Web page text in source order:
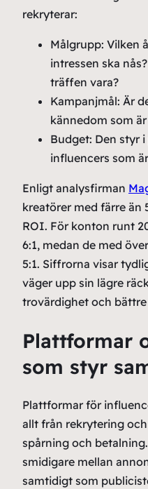
rekryterar:
Målgrupp: Vilken
intressen ska
träffen vara?
Kampanjmål: Är
kännedom som
Budget: Den styr
influencers som
Enligt analysfirman
kreatörer med färre än
ROI. För konton runt
6:1, medan de med
5:1. Siffrorna visar
väger upp sin lägre
trovärdighet och
Plattformar
som styr
Plattformar för
allt från rekrytering
spårning och
smidigare mellan
samtidigt som